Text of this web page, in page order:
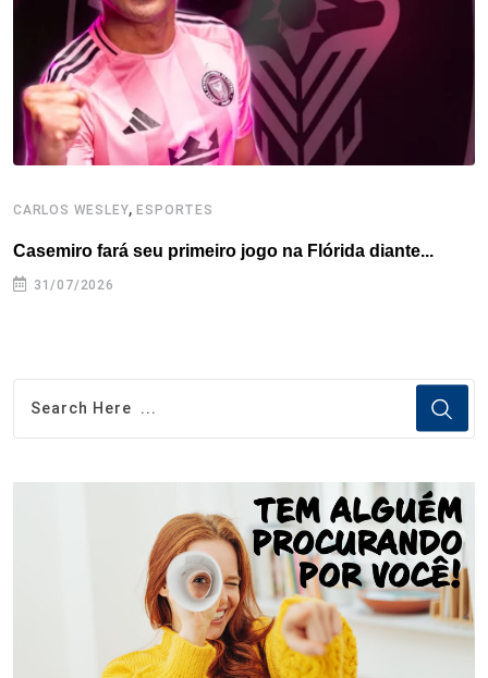
k n s
t
CARLOS WESLEY,ESPORTES
Casemiro fará seu primeiro jogo na Flórida diante...
31/07/2026